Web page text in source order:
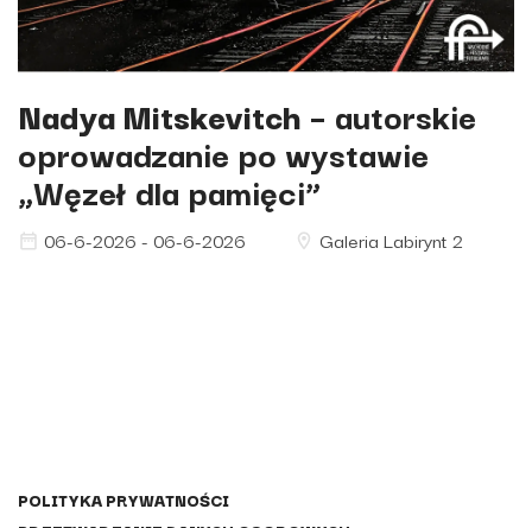
dla pamięci”">
Nadya Mitskevitch – autorskie
oprowadzanie po wystawie
„Węzeł dla pamięci”
06-6-2026 - 06-6-2026 Galeria Labirynt 2
POLITYKA PRYWATNOŚCI